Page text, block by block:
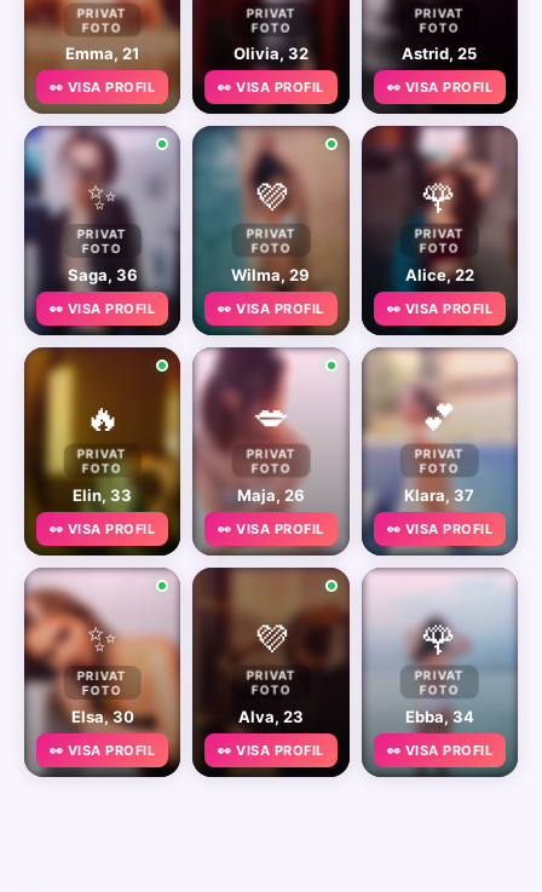
PRIVAT
FOTO
Emma, 21
👀 VISA PROFIL
PRIVAT
FOTO
Olivia, 32
👀 VISA PROFIL
PRIVAT
FOTO
Astrid, 25
👀 VISA PROFIL
✨
PRIVAT
FOTO
Saga, 36
👀 VISA PROFIL
💜
PRIVAT
FOTO
Wilma, 29
👀 VISA PROFIL
🌹
PRIVAT
FOTO
Alice, 22
👀 VISA PROFIL
🔥
PRIVAT
FOTO
Elin, 33
👀 VISA PROFIL
💋
PRIVAT
FOTO
Maja, 26
👀 VISA PROFIL
💕
PRIVAT
FOTO
Klara, 37
👀 VISA PROFIL
✨
PRIVAT
FOTO
Elsa, 30
👀 VISA PROFIL
💜
PRIVAT
FOTO
Alva, 23
👀 VISA PROFIL
🌹
PRIVAT
FOTO
Ebba, 34
👀 VISA PROFIL